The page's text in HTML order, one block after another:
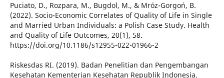
Puciato, D., Rozpara, M., Bugdol, M., & Mróz-Gorgoń, B.
(2022). Socio-Economic Correlates of Quality of Life in Single
and Married Urban Individuals: a Polish Case Study. Health
and Quality of Life Outcomes, 20(1), 58.
https://doi.org/10.1186/s12955-022-01966-2
Riskesdas RI. (2019). Badan Penelitian dan Pengembangan
Kesehatan Kementerian Kesehatan Republik Indonesia.